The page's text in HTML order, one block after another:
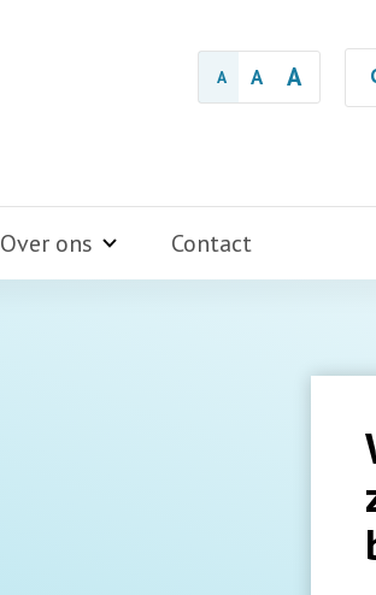
A A A
Over ons Contact